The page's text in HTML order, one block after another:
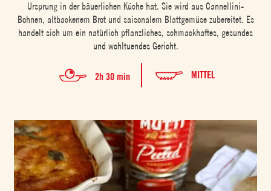
Ursprung in der bäuerlichen Küche hat. Sie wird aus Cannellini-
Bohnen, altbackenem Brot und saisonalem Blattgemüse zubereitet. Es
handelt sich um ein natürlich pflanzliches, schmackhaftes, gesundes
und wohltuendes Gericht.
2h 30 min MITTEL